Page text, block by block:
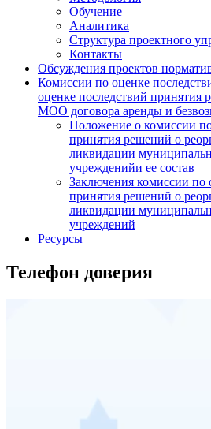
Обучение
Аналитика
Структура проектного
Контакты
Обсуждения проектов
Комиссии по оценке
оценке последствий принятия
МОО договора аренды и
Положение о комиссии
принятия решений о
ликвидации
учрежденийи ее состав
Заключения комиссии по
принятия решений о
ликвидации
учреждений
Ресурсы
Телефон доверия